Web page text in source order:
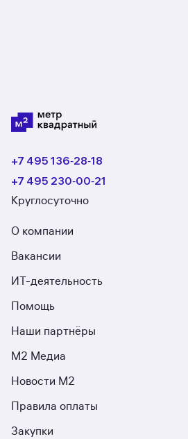
+7 495 136‑28‑18
+7 495 230‑00‑21
Круглосуточно
О компании
Вакансии
ИТ-деятельность
Помощь
Наши партнёры
М2 Медиа
Новости М2
Правила оплаты
Закупки